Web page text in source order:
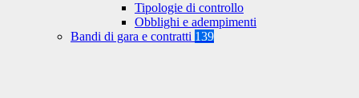
Tipologie di controllo
Obblighi e adempimenti
Bandi di gara e contratti 139